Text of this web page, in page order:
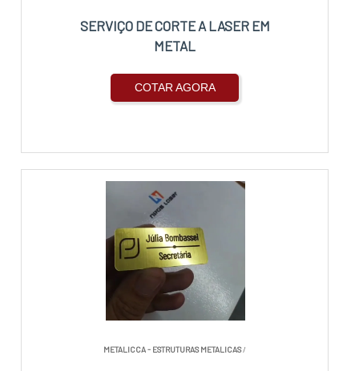
SERVIÇO DE CORTE A LASER EM
METAL
COTAR AGORA
METALICCA - ESTRUTURAS METALICAS/